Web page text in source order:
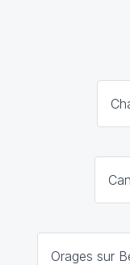
Orages sur